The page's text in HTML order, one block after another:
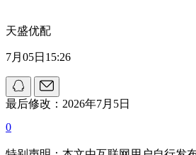
天盛优配
7月05日15:26
最后修改：2026年7月5日
0